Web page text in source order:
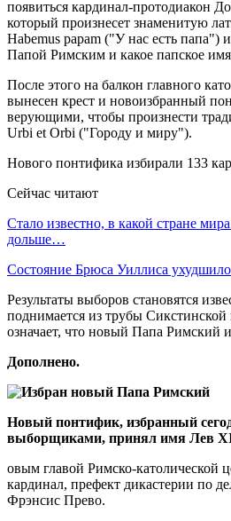
появиться кардинал-протодиакон
который произнесет знаменитую
Habemus papam ("У нас есть папа")
Папой Римским и какое папское
После этого на балкон главного
вынесен крест и новоизбранный
верующими, чтобы произнести
Urbi et Orbi ("Городу и миру").
Нового понтифика избирали 133
Сейчас читают
Стало известно, в какой стране
дольше…
Состояние Брюса Уиллиса
Результаты выборов становятся
поднимается из трубы
означает, что новый Папа Римский
Дополнено.
Новый понтифик, избранный
выборщиками, принял имя Лев
овым главой Римско-католической
кардинал, префект дикастерии по
Фрэнсис Прево.